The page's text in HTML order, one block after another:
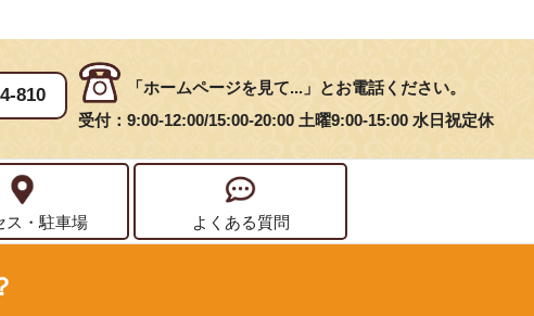
810
「ホームページを見て...」とお電話ください。
受付：9:00-12:00/15:00-20:00 土曜9:00-15:00 水日祝定休
ス・駐車場 よくある質問